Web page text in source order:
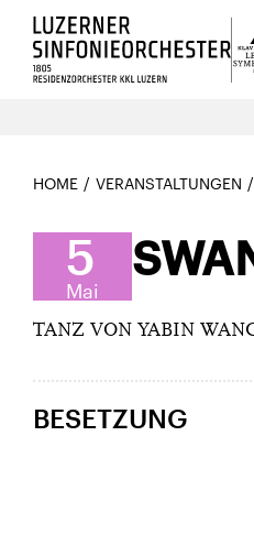
HOME VERANSTALTUNGEN
5
Mai
TANZ VON YABIN
BESETZUNG